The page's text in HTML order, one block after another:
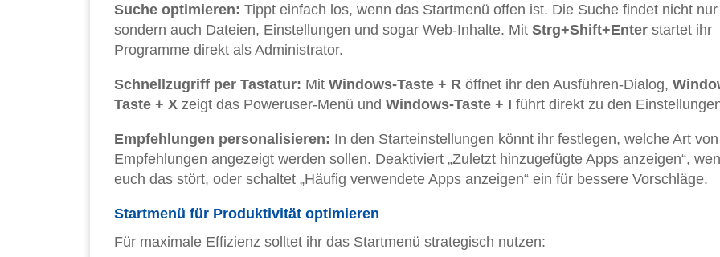
Suche optimieren: Tippt einfach los, wenn das Startmenü offen ist. Die Suche findet nicht
sondern auch Dateien, Einstellungen und sogar Web-Inhalte. Mit Strg+Shift+Enter startet ihr
Programme direkt als Administrator.
Schnellzugriff per Tastatur: Mit Windows-Taste + R öffnet ihr den Ausführen-Dialog,
Taste + X zeigt das Poweruser-Menü und Windows-Taste + I führt direkt zu den
Empfehlungen personalisieren: In den Starteinstellungen könnt ihr festlegen, welche Art von
Empfehlungen angezeigt werden sollen. Deaktiviert „Zuletzt hinzugefügte Apps anzeigen“,
euch das stört, oder schaltet „Häufig verwendete Apps anzeigen“ ein für bessere Vorschläge.
Startmenü für Produktivität optimieren
Für maximale Effizienz solltet ihr das Startmenü strategisch nutzen: